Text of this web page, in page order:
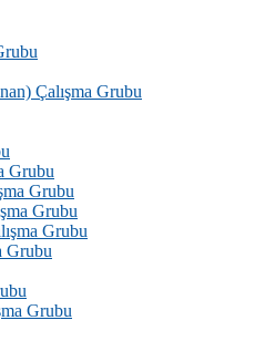
Çalışma Grubu
Grubu
Grubu
Grubu
Grubu
Grubu
Grubu